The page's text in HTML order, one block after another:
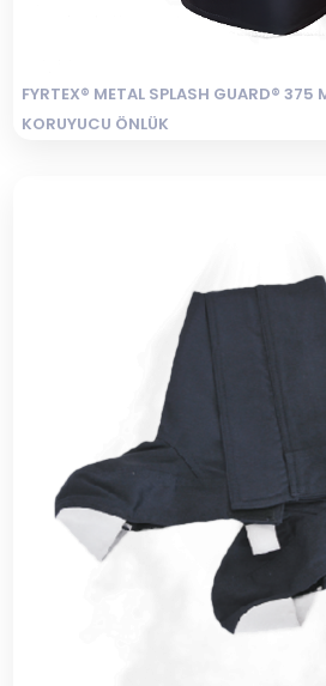
FYRTEX® METAL SPLASH GUARD® 375
KORUYUCU ÖNLÜK